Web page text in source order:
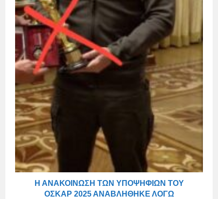
Η ΑΝΑΚΟΊΝΩΣΗ ΤΩΝ ΥΠΟΨΗΦΊΩΝ ΤΟΥ
ΌΣΚΑΡ 2025 ΑΝΑΒΛΉΘΗΚΕ ΛΌΓΩ